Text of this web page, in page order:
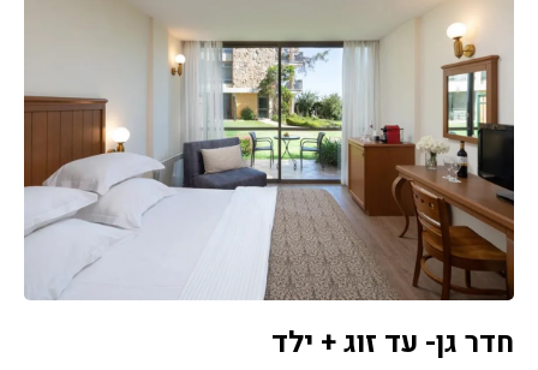
חדר גן- עד זוג + ילד